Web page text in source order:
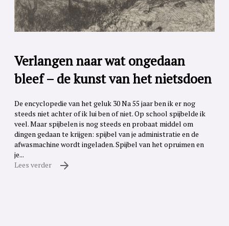
Verlangen naar wat ongedaan
bleef – de kunst van het nietsdoen
De encyclopedie van het geluk 30 Na 55 jaar ben ik er nog
steeds niet achter of ik lui ben of niet. Op school spijbelde ik
veel. Maar spijbelen is nog steeds en probaat middel om
dingen gedaan te krijgen: spijbel van je administratie en de
afwasmachine wordt ingeladen. Spijbel van het opruimen en
je...
Lees verder